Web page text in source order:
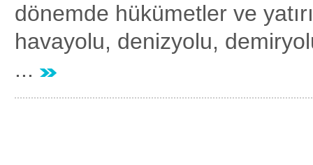
dönemde hükümetler ve
havayolu, denizyolu,
...